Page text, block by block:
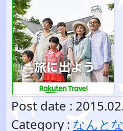
Post date :
Category : なんと